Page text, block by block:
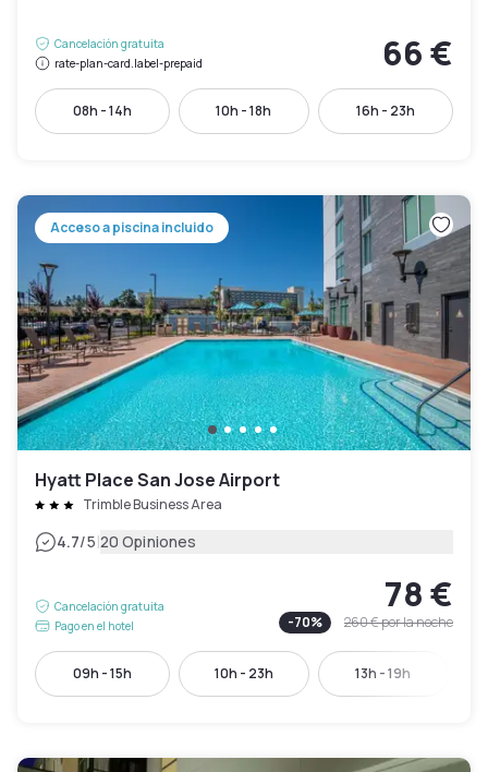
Cancelación gratuita
rate-plan-card.label-prepaid
66 €
08h - 14h 10h - 18h 16h - 23h
Acceso a piscina incluido
Hyatt Place San Jose Airport
Trimble Business Area
4.7/5|20 Opiniones
Cancelación gratuita
Pago en el hotel
78 €
-70% 260 €por la noche
09h - 15h 10h - 23h 13h - 19h